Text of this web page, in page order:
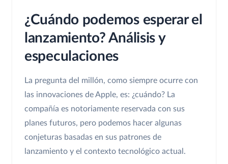
¿Cuándo podemos esperar el
lanzamiento? Análisis y
especulaciones
La pregunta del millón, como siempre ocurre con
las innovaciones de Apple, es: ¿cuándo? La
compañía es notoriamente reservada con sus
planes futuros, pero podemos hacer algunas
conjeturas basadas en sus patrones de
lanzamiento y el contexto tecnológico actual.